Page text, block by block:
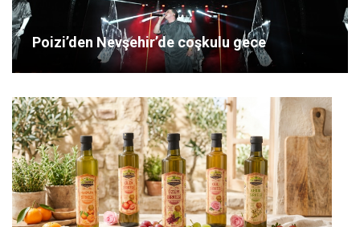
Poizi’den Nevşehir’de coşkulu gece